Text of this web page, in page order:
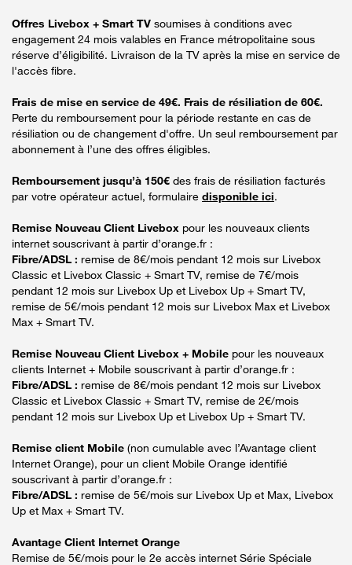
Offres Livebox + Smart TV soumises à conditions avec
engagement 24 mois valables en France métropolitaine sous
réserve d’éligibilité. Livraison de la TV après la mise en service de
l'accès fibre.
Frais de mise en service de 49€. Frais de résiliation de 60€.
Perte du remboursement pour la période restante en cas de
résiliation ou de changement d'offre. Un seul remboursement par
abonnement à l’une des offres éligibles.
Remboursement jusqu’à 150€ des frais de résiliation facturés
par votre opérateur actuel, formulaire disponible ici.
Remise Nouveau Client Livebox pour les nouveaux clients
internet souscrivant à partir d’orange.fr :
Fibre/ADSL : remise de 8€/mois pendant 12 mois sur Livebox
Classic et Livebox Classic + Smart TV, remise de 7€/mois
pendant 12 mois sur Livebox Up et Livebox Up + Smart TV,
remise de 5€/mois pendant 12 mois sur Livebox Max et Livebox
Max + Smart TV.
Remise Nouveau Client Livebox + Mobile pour les nouveaux
clients Internet + Mobile souscrivant à partir d’orange.fr :
Fibre/ADSL : remise de 8€/mois pendant 12 mois sur Livebox
Classic et Livebox Classic + Smart TV, remise de 2€/mois
pendant 12 mois sur Livebox Up et Livebox Up + Smart TV.
Remise client Mobile (non cumulable avec l’Avantage client
Internet Orange), pour un client Mobile Orange identifié
souscrivant à partir d’orange.fr :
Fibre/ADSL : remise de 5€/mois sur Livebox Up et Max, Livebox
Up et Max + Smart TV.
Avantage Client Internet Orange
Remise de 5€/mois pour le 2e accès internet Série Spéciale